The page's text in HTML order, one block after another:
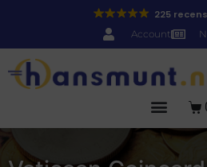
225
Account